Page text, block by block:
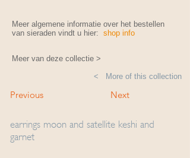
Meer algemene informatie over het bestellen
van sieraden vindt u hier: shop info
Meer van deze collectie >
< More of this collection
Previous Next
earrings moon and satellite keshi and
garnet